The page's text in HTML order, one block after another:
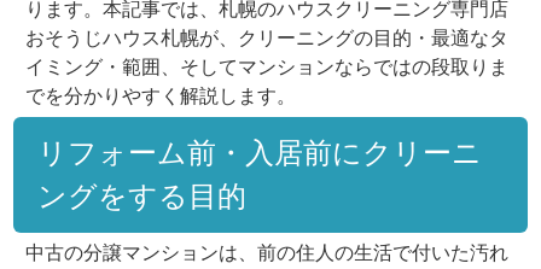
ります。本記事では、札幌のハウスクリーニング専門店
おそうじハウス札幌が、クリーニングの目的・最適なタ
イミング・範囲、そしてマンションならではの段取りま
でを分かりやすく解説します。
リフォーム前・入居前にクリーニ
ングをする目的
中古の分譲マンションは、前の住人の生活で付いた汚れ